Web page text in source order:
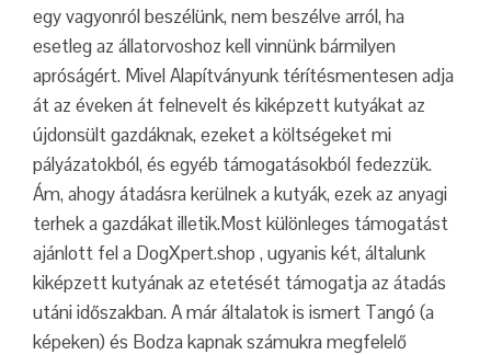
egy vagyonról beszélünk, nem beszélve arról, ha
esetleg az állatorvoshoz kell vinnünk bármilyen
apróságért. Mivel Alapítványunk térítésmentesen adja
át az éveken át felnevelt és kiképzett kutyákat az
újdonsült gazdáknak, ezeket a költségeket mi
pályázatokból, és egyéb támogatásokból fedezzük.
Ám, ahogy átadásra kerülnek a kutyák, ezek az anyagi
terhek a gazdákat illetik.Most különleges támogatást
ajánlott fel a DogXpert.shop , ugyanis két, általunk
kiképzett kutyának az etetését támogatja az átadás
utáni időszakban. A már általatok is ismert Tangó (a
képeken) és Bodza kapnak számukra megfelelő